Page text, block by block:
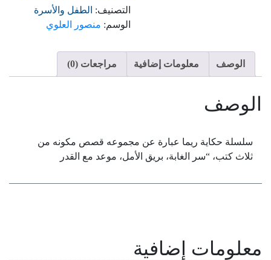
التصنيف: الطفل والأسرة
الوسم: منصور العلوي
الوصف معلومات إضافية مراجعات (0)
الوصف
سلسلة حكاية ريما عبارة عن مجموعه قصص مكونه من
ثلاث كتب، “سر الغابة، بريق الأمل، موعد مع القدر
معلومات إضافية